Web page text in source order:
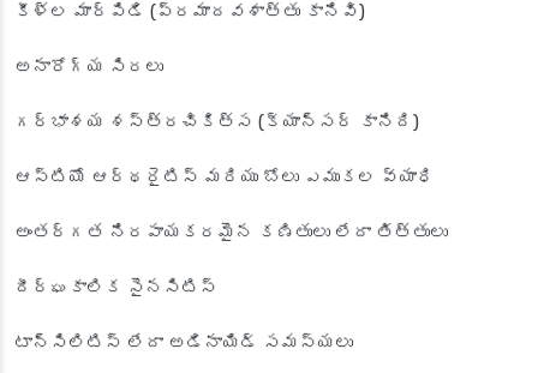
కీళ్ల మార్పిడి (ప్రమాదవశాత్తు కానివి)
అనారోగ్య సిరలు
గర్భాశయ శస్త్రచికిత్స (క్యాన్సర్ కానిది)
ఆస్టియో ఆర్థరైటిస్ మరియు బోలు ఎముకల వ్యాధి
అంతర్గత నిరపాయకరమైన కణితులు లేదా తిత్తులు
దీర్ఘకాలిక సైనసిటిస్
టాన్సిలిటిస్ లేదా అడినాయిడ్ సమస్యలు